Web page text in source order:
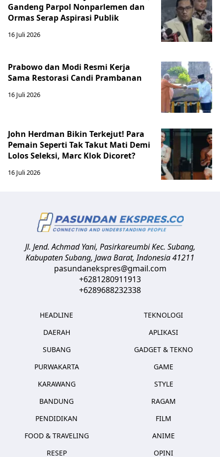
Gandeng Parpol Nonparlemen dan
Ormas Serap Aspirasi Publik
16 Juli 2026
Prabowo dan Modi Resmi Kerja
Sama Restorasi Candi Prambanan
16 Juli 2026
John Herdman Bikin Terkejut! Para
Pemain Seperti Tak Takut Mati Demi
Lolos Seleksi, Marc Klok Dicoret?
16 Juli 2026
Jl. Jend. Achmad Yani, Pasirkareumbi Kec. Subang,
Kabupaten Subang, Jawa Barat,Indonesia41211
pasundanekspres@gmail.com
+6281280911913
+6289688232338
HEADLINE
DAERAH
SUBANG
PURWAKARTA
KARAWANG
BANDUNG
PENDIDIKAN
FOOD & TRAVELING
RESEP
TEKNOLOGI
APLIKASI
GADGET & TEKNO
GAME
STYLE
RAGAM
FILM
ANIME
OPINI